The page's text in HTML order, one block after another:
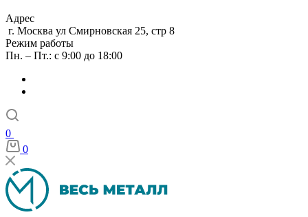
Адрес
г. Москва ул Смирновская 25, стр 8
Режим работы
Пн. – Пт.: с 9:00 до 18:00
0
0